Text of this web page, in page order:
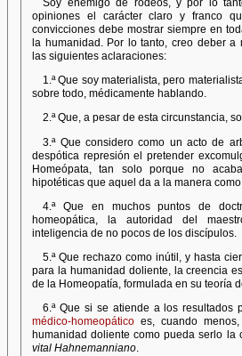
Soy enemigo de rodeos, y por lo
opiniones el carácter claro y franco
convicciones debe mostrar siempre en
la humanidad. Por lo tanto, creo deber a
las siguientes aclaraciones:
1.ª Que soy materialista, pero
sobre todo, médicamente hablando.
2.ª Que, a pesar de esta circunstancia,
3.ª Que considero como un acto de
despótica represión el pretender
Homeópata, tan solo porque no
hipotéticas que aquel da a la manera
4.ª Que en muchos puntos de
homeopática, la autoridad del
inteligencia de no pocos de los discípulos.
5.ª Que rechazo como inútil, y hasta
para la humanidad doliente, la creencia
de la Homeopatía, formulada en su teoría
6.ª Que si se atiende a los resultados
médico-homeopáticoes, cuando
humanidad doliente como pueda serlo
vital Hahnemanniano.